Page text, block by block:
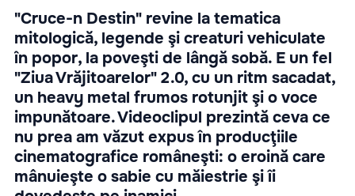
"Cruce-n Destin" revine la tematica
mitologică, legende şi creaturi vehiculate
în popor, la poveşti de lângă sobă. E un fel
"Ziua Vrăjitoarelor" 2.0, cu un ritm sacadat,
un heavy metal frumos rotunjit şi o voce
impunătoare. Videoclipul prezintă ceva ce
nu prea am văzut expus în producţiile
cinematografice româneşti: o eroină care
mânuieşte o sabie cu măiestrie şi îi